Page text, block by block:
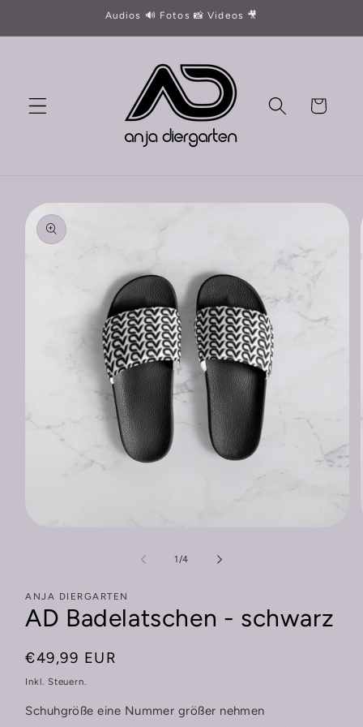
Inhalt
Audios 🔊 Fotos 📸 Videos 🎥
Warenkorb
1/von
4
ANJA DIERGARTEN
AD Badelatschen - schwarz
Normaler
Preis
€49,99 EUR
Inkl. Steuern.
Schuhgröße eine Nummer größer nehmen